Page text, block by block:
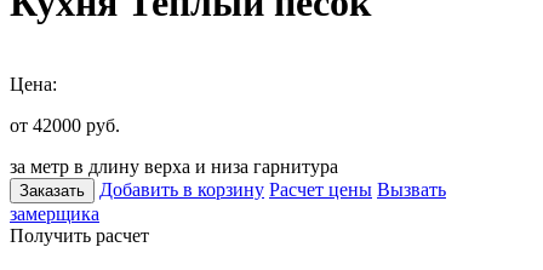
Цена:
от 42000 руб.
за метр в длину верха и низа гарнитура
Заказать Добавить в корзину Расчет цены Вызвать
замерщика
Получить расчет